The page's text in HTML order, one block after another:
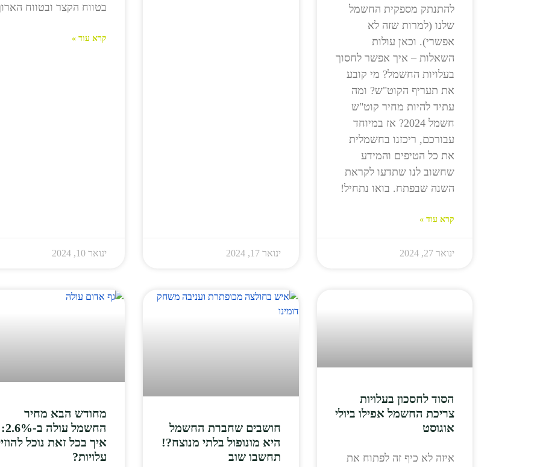
להתנתק מספקית החשמל
שלנו (למרות שזה לא
אפשרי). וכאן עולות
השאלות – איך אפשר לחסוך
בעלויות החשמל? מי קובע
את תעריף הקוט"ש? ומה
עתיד להיות מחיר קוט"ש
חשמל 2024? אז במיוחד
עבורכם, ריכזנו בחשמלית
את כל הטיפים והמידע
שחשוב לנו שתדעו לקראת
השנה שבפתח. בואו נתחיל!
קרא עוד »
ינואר 27, 2024 ינואר 17, 2024
בטווח הקצר ובטווח
קרא עוד »
ינואר 10, 2024
הסוד לחסכון בעלויות
צריכת החשמל אפילו ביולי
אוגוסט
איזה לא כיף זה לפתוח את
חושבים שחברת החשמל
היא מונופול בלתי מנוצח?!
תחשבו שוב
מחודש הבא מחיר
החשמל עולה ב-2.6%:
איך בכל זאת נוכל
עלויות?